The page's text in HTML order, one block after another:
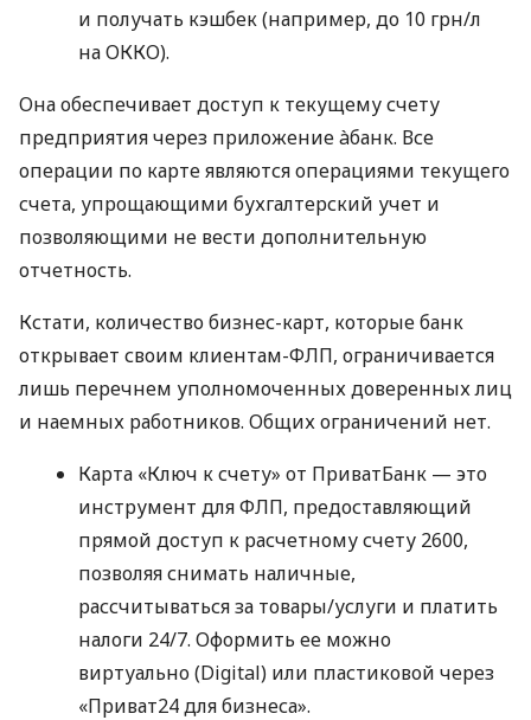
и получать кэшбек (например, до 10 грн/л
на ОККО).
Она обеспечивает доступ к текущему счету
предприятия через приложение àбанк. Все
операции по карте являются операциями текущего
счета, упрощающими бухгалтерский учет и
позволяющими не вести дополнительную
отчетность.
Кстати, количество бизнес-карт, которые банк
открывает своим клиентам-ФЛП, ограничивается
лишь перечнем уполномоченных доверенных лиц
и наемных работников. Общих ограничений нет.
Карта «Ключ к счету» от ПриватБанк — это
инструмент для ФЛП, предоставляющий
прямой доступ к расчетному счету 2600,
позволяя снимать наличные,
рассчитываться за товары/услуги и платить
налоги 24/7. Оформить ее можно
виртуально (Digital) или пластиковой через
«Приват24 для бизнеса».